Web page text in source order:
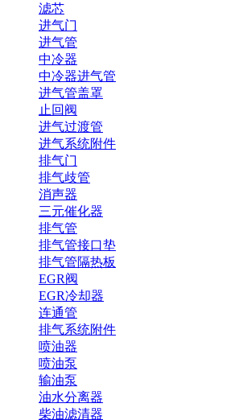
滤芯
进气门
进气管
中冷器
中冷器进气管
进气管盖罩
止回阀
进气过渡管
进气系统附件
排气门
排气歧管
消声器
三元催化器
排气管
排气管接口垫
排气管隔热板
EGR阀
EGR冷却器
连通管
排气系统附件
喷油器
喷油泵
输油泵
油水分离器
柴油滤清器